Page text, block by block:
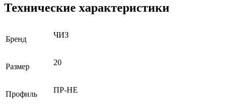
Технические характеристики
Бренд ЧИЗ
Размер 20
Профиль ПР-НЕ